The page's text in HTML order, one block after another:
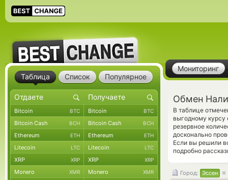
Мониторинг
Обмен
В таблице
выгодному курсу
резервное
досконально
Если вы решили
подробно
Город: Эссен
Таблица Список Популярное
Bitcoin BTC Bitcoin BTC
Bitcoin Cash BCH Bitcoin Cash BCH
Ethereum ETH Ethereum ETH
Litecoin LTC Litecoin LTC
XRP XRP XRP XRP
Monero XMR Monero XMR